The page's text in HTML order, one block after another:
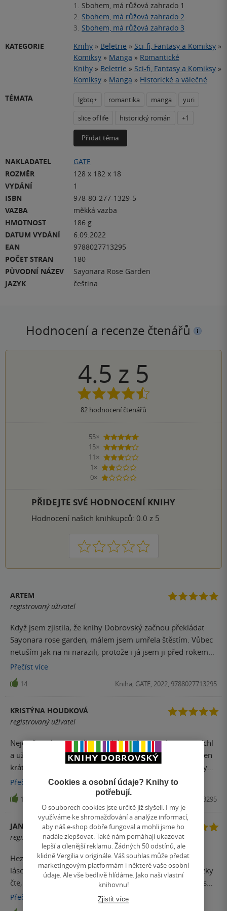
1. Sbohem, má růžová zahrado 1
2. Sbohem, má růžová zahrado 2
3. Sbohem, má růžová zahrado 3
KATEGORIE
Knihy » Beletrie » Sci-fi, Fantasy a Komiksy »
Komiksy » Manga » Romantické
Knihy » Beletrie » Sci-fi, Fantasy a Komiksy »
Komiksy » Manga » Historické a válečné
TÉMATA
lgbtq+ romantika manga
yuri
slice of life
historický román +1
Přidat téma
NAKLADATEL
GATE
ROZMĚR
128 x 182 x 18
VYDÁNÍ
1
ISBN
978-80-277-1329-5
VAZBA
měkká vazba
HMOTNOST
186 g
DATUM VYDÁNÍ
6.09.2022
EAN
9788027713295
POČET STRAN
180
PŮVODNÍ NÁZEV
Sayonara Rose Garden
JAZYK
čeština
Hodnocení a recenze čtenářů
4.5 z 5
82 hodnocení čtenářů
55×
5 hvězdiček
15×
4 hvězdičky
11×
3 hvězdičky
1×
2 hvězdičky
0×
1 hvezdička
PŘIDEJTE SVÉ HODNOCENÍ KNIHY
Hodnocení našich knihkupců: 0.0 z 5
1 2 3 4 5
ARTEM
registrovaný uživatel
Když jsem zjistila, že knihy Dobrovský začnou překládat
Sayonara rose garden, málem jsem umřela štěstím. Vůbec
netuším jak na ni narazili, protože i já jsem ji před rokem
objevila úplně náhodou a tehdy jsem ji přečetla v angličtině
na jeden zátah. Ať už to bylo jakkoli, tahle manga patří
mezi jednu z mých nejoblíbenějším a předobjednala jsem
překlad yuri mang a můžu se těšit i na další tituly jako je
třeba Bloom into you apod. Pokud budou dále překládat
yuri mangy, jednoho kupce mají zaručeného.
Přečíst více
14 Kniha, GATE, 2022, 9788027713295
KRISTÝNA HOUDKOVÁ
registrovaný uživatel
Nejen že má manga líbivou obálku ale i obsah mne nadchl
a už se nemůžu dočkat dalšího dílu.. Rozhodně to není jen
krátká romantika, je plná děje a faktů z tamější doby kdy
milovat někdo stejného pohlaví byl skandál a názor ženy
nic neznamenal.. Tahle manga vás chytne za srdce a
nepustí.
Přečíst
12 Kniha, GATE, 2022, 9788027713295
JANČA - KNIZNINADSENEC
registrovaný uživatel
Hezký začátek příběhu z viktoriánské doby o zakázané
lásce, postavení, pravidlech, knihách. Příběh se moc hezky
čte, je doprovázen velmi dobrými ilustracemi. Postavy jsou
zajímavé. První díl je hezký rozjezd. Hrdinky rády hodně
čtou (což je za mne osobně velké plus) a nejen to. Pak jsou
Přečíst
Cookies a osobní údaje? Knihy to
potřebují.
O souborech cookies jste určitě již slyšeli. I my je
využíváme ke shromažďování a analýze informací,
aby náš e-shop dobře fungoval a mohli jsme ho
nadále zlepšovat. Také nám pomáhají ukazovat
lepší a cílenější reklamu. Žádných 50 odstínů, ale
klidně Vergilia v originále. Váš souhlas může předat
marketingovým platformám i některé vaše osobní
údaje. Ale vše bedlivě hlídáme. Jako naši vlastní
knihovnu!
Zjistit více